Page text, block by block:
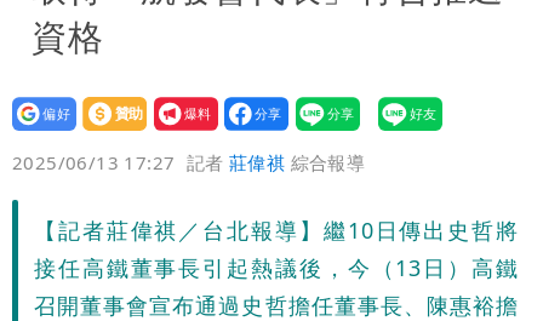
資格
設為
贊助
我要
爆料
2025/06/13 17:27 記者莊偉祺 綜合報導
【記者莊偉祺／台北報導】繼10日傳出史哲將
接任高鐵董事長引起熱議後，今（13日）高鐵
召開董事會宣布通過史哲擔任董事長、陳惠裕擔